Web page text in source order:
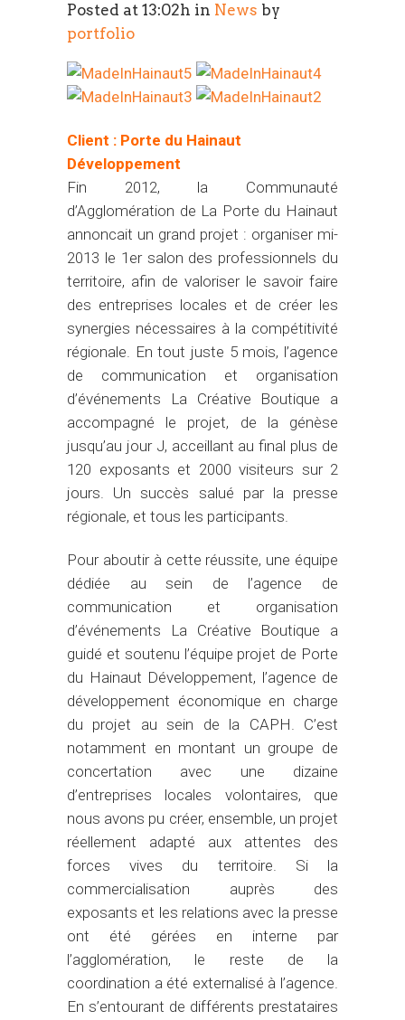
Posted at 13:02h in News by
portfolio
Client : Porte du Hainaut
Développement
Fin 2012, la Communauté
d’Agglomération de La Porte du Hainaut
annoncait un grand projet : organiser mi-
2013 le 1er salon des professionnels du
territoire, afin de valoriser le savoir faire
des entreprises locales et de créer les
synergies nécessaires à la compétitivité
régionale. En tout juste 5 mois, l’agence
de communication et organisation
d’événements La Créative Boutique a
accompagné le projet, de la génèse
jusqu’au jour J, acceillant au final plus de
120 exposants et 2000 visiteurs sur 2
jours. Un succès salué par la presse
régionale, et tous les participants.
Pour aboutir à cette réussite, une équipe
dédiée au sein de l’agence de
communication et organisation
d’événements La Créative Boutique a
guidé et soutenu l’équipe projet de Porte
du Hainaut Développement, l’agence de
développement économique en charge
du projet au sein de la CAPH. C’est
notamment en montant un groupe de
concertation avec une dizaine
d’entreprises locales volontaires, que
nous avons pu créer, ensemble, un projet
réellement adapté aux attentes des
forces vives du territoire. Si la
commercialisation auprès des
exposants et les relations avec la presse
ont été gérées en interne par
l’agglomération, le reste de la
coordination a été externalisé à l’agence.
En s’entourant de différents prestataires